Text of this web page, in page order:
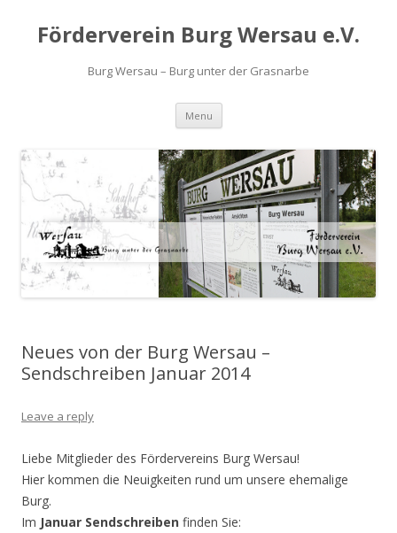
Förderverein Burg Wersau e.V.
Burg Wersau – Burg unter der Grasnarbe
Menu Skip to content
Neues von der Burg Wersau –
Sendschreiben Januar 2014
Leave a reply
Liebe Mitglieder des Fördervereins Burg Wersau!
Hier kommen die Neuigkeiten rund um unsere ehemalige
Burg.
Im Januar Sendschreiben finden Sie: